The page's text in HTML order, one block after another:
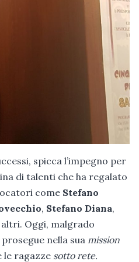
spicca l’impegno per
di talenti che ha regalato
come Stefano
, Stefano Diana,
Oggi, malgrado
nella sua mission
le ragazze sotto rete.